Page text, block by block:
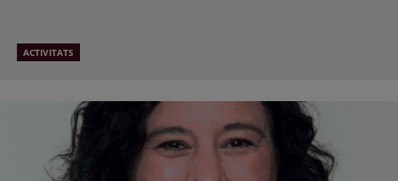
ACTIVITATS